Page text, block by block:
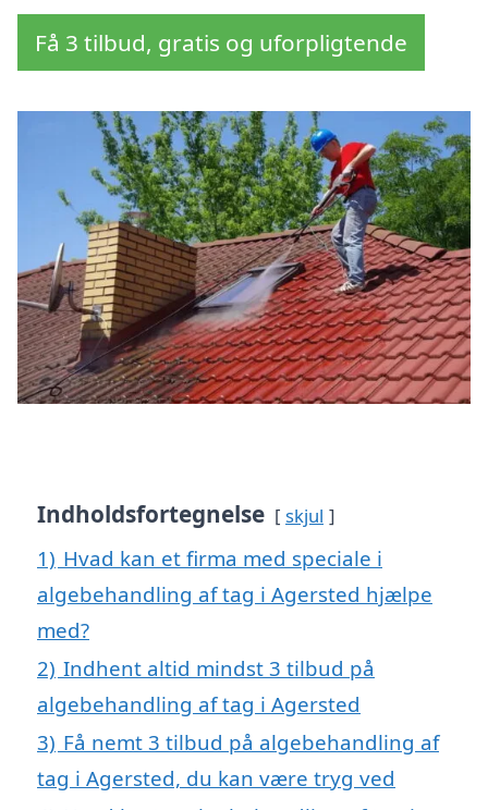
Få 3 tilbud, gratis og uforpligtende
Indholdsfortegnelse skjul
1) Hvad kan et firma med speciale i
algebehandling af tag i Agersted hjælpe
med?
2) Indhent altid mindst 3 tilbud på
algebehandling af tag i Agersted
3) Få nemt 3 tilbud på algebehandling af
tag i Agersted, du kan være tryg ved